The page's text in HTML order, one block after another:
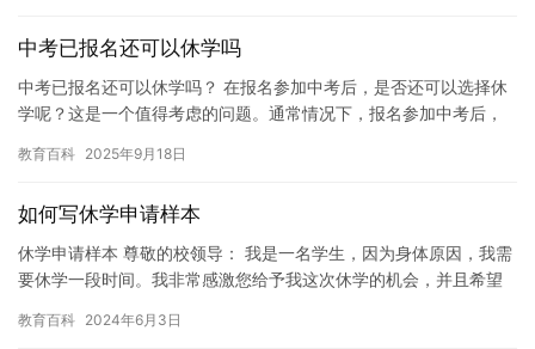
中考已报名还可以休学吗
中考已报名还可以休学吗？ 在报名参加中考后，是否还可以选择休
学呢？这是一个值得考虑的问题。通常情况下，报名参加中考后，
生的…
教育百科 2025年9月18日
如何写休学申请样本
休学申请样本 尊敬的校领导： 我是一名学生，因为身体原因，我需
要休学一段时间。我非常感激您给予我这次休学的机会，并且希望
要…
教育百科 2024年6月3日